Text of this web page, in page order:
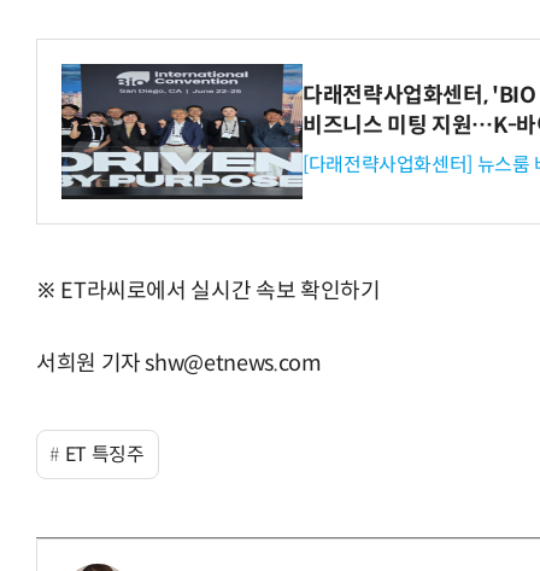
다래전략사업화센터,
비즈니스 미팅 지원…K-바
[다래전략사업화센터] 뉴스룸
※ ET라씨로에서 실시간 속보 확인하기
서희원 기자 shw@etnews.com
ET 특징주